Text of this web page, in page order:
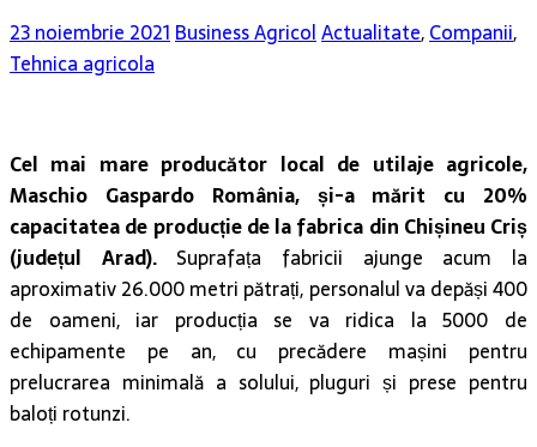
23 noiembrie 2021Business AgricolActualitate,Companii,
Tehnica agricola
Cel mai mare producător local de utilaje agricole,
Maschio Gaspardo România, și-a mărit cu 20%
capacitatea de producție de la fabrica din Chișineu Criș
(județul Arad).Suprafața fabricii ajunge acum la
aproximativ 26.000 metri pătrați, personalul va depăși 400
de oameni, iar producția se va ridica la 5000 de
echipamente pe an, cu precădere mașini pentru
prelucrarea minimală a solului, pluguri și prese pentru
baloți rotunzi.